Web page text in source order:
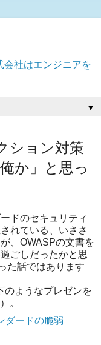
会社はエンジニアを
▼
ション対策
か」と思っ
ドのセキュリティ
れている、いささ
、OWASPの文書を
ごしだったかと思
た話ではあります
のようなプレゼンを
。
ダードの脆弱